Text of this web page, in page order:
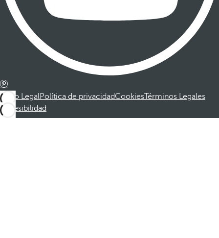
Aviso LegalPolítica de privacidadCookiesTérminos Legales
Accesibilidad